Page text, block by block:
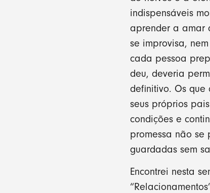
indispensáveis
aprender a amar
se improvisa,
cada pessoa
deu, deveria
definitivo. Os
seus próprios
condições e
promessa não se
guardadas sem
Encontrei nesta